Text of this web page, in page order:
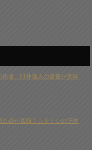
作者、臼井儀人の遺書が意味
監督が暴露！カオナシの正体